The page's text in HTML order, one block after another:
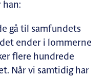
gå til samfundets
ender i lommerne
flere hundrede
Når vi samtidig har